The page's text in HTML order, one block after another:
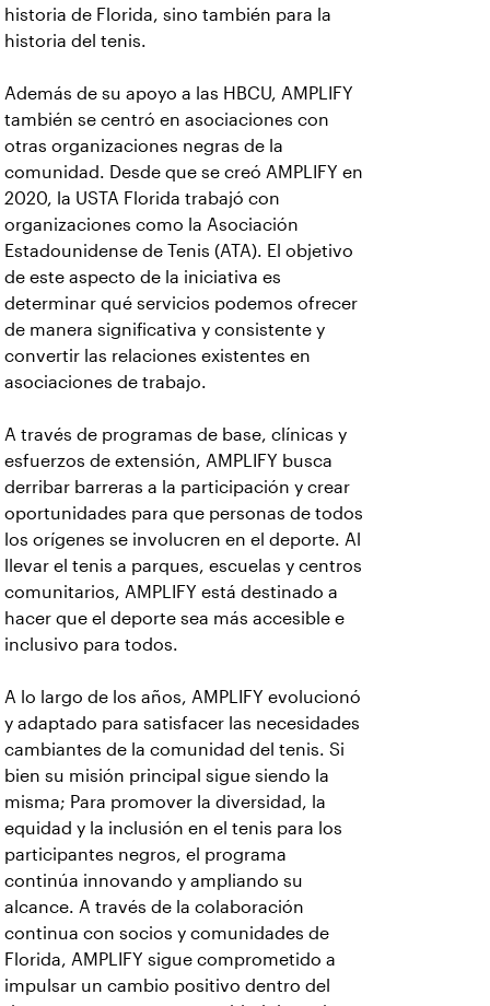
historia de Florida, sino también para la
historia del tenis.
Además de su apoyo a las HBCU, AMPLIFY
también se centró en asociaciones con
otras organizaciones negras de la
comunidad. Desde que se creó AMPLIFY en
2020, la USTA Florida trabajó con
organizaciones como la Asociación
Estadounidense de Tenis (ATA). El objetivo
de este aspecto de la iniciativa es
determinar qué servicios podemos ofrecer
de manera significativa y consistente y
convertir las relaciones existentes en
asociaciones de trabajo.
A través de programas de base, clínicas y
esfuerzos de extensión, AMPLIFY busca
derribar barreras a la participación y crear
oportunidades para que personas de todos
los orígenes se involucren en el deporte. Al
llevar el tenis a parques, escuelas y centros
comunitarios, AMPLIFY está destinado a
hacer que el deporte sea más accesible e
inclusivo para todos.
A lo largo de los años, AMPLIFY evolucionó
y adaptado para satisfacer las necesidades
cambiantes de la comunidad del tenis. Si
bien su misión principal sigue siendo la
misma; Para promover la diversidad, la
equidad y la inclusión en el tenis para los
participantes negros, el programa
continúa innovando y ampliando su
alcance. A través de la colaboración
continua con socios y comunidades de
Florida, AMPLIFY sigue comprometido a
impulsar un cambio positivo dentro del